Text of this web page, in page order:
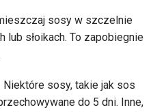
sosy w szczelnie
lub słoikach. To zapobiegnie
Niektóre sosy, takie jak sos
do 5 dni. Inne,